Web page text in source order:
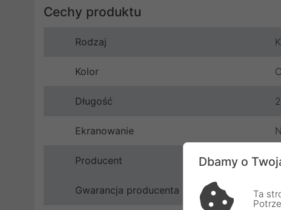
Cechy produktu
Rodzaj
Kolor
Długość
Ekranowanie
Producent
Gwarancja producenta
Dbamy o
Ta